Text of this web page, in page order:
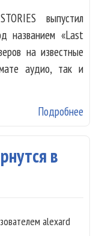
выпустил
названием «Last
на известные
аудио, так и
Подробнее
в
alexard